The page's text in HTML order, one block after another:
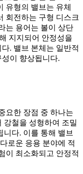
유형의 밸브는 유체
회전하는 구형 디스크
는 용어는 볼이 상단
지지되어 안정성을
. 밸브 본체는 일반적
이 향상됩니다.
요한 장점 중 하나는
강철을 성형하여 조밀
다. 이를 통해 밸브
로운 응용 분야에 적
이 최소화되고 안정적